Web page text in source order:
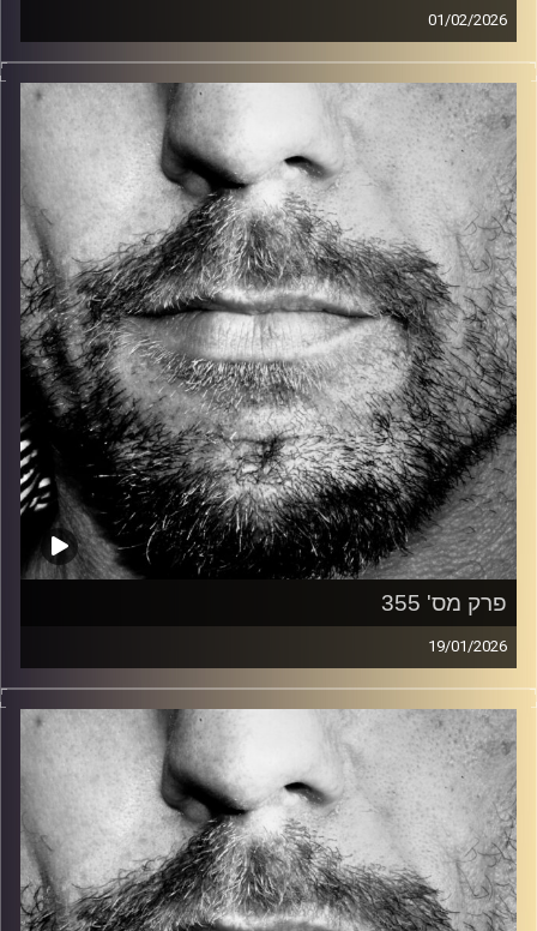
01/02/2026
זיפים, מוזיקה מחוספסת של הופעות חיות. הרבה ג'אם, רוק,
בלוז, bluegrass, ג'אז, Fאנק, פרוגרסיב ואפילו אלקטרוניקה.
כל מה שחי, אמיתי ונושם.
עם שמוליק רגב.
קרדיט תמונות: David Goehring
פרק מס' 355
19/01/2026
זיפים, מוזיקה מחוספסת של הופעות חיות. הרבה ג'אם, רוק,
בלוז, bluegrass, ג'אז, Fאנק, פרוגרסיב ואפילו אלקטרוניקה.
כל מה שחי, אמיתי ונושם.
עם שמוליק רגב.
קרדיט תמונות: David Goehring